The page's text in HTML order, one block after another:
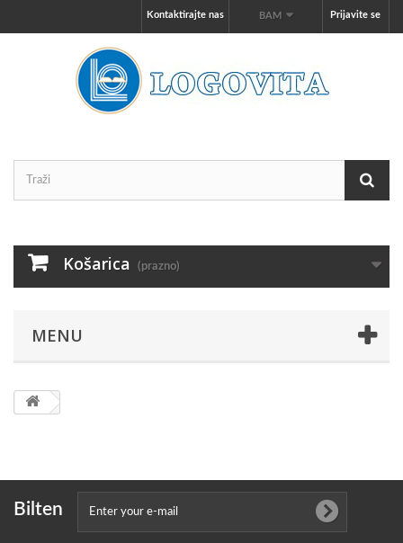
Prijavite se
BAM
Kontaktirajte nas
Košarica (prazno)
MENU
Bilten